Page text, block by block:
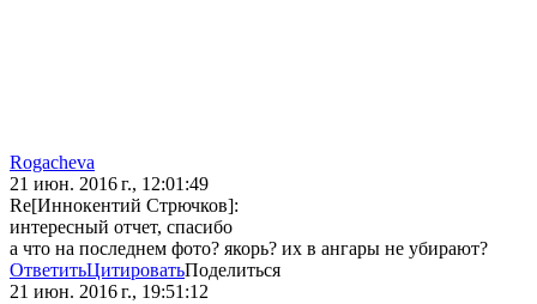
Rogacheva
21 июн. 2016 г., 12:01:49
Re[Иннокентий Стрючков]:
интересный отчет, спасибо
а что на последнем фото? якорь? их в ангары не убирают?
ОтветитьЦитироватьПоделиться
21 июн. 2016 г., 19:51:12